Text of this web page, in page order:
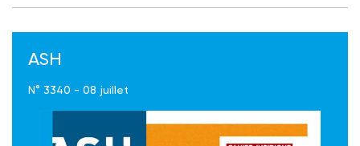
ASH
N° 3340 - 08 juillet